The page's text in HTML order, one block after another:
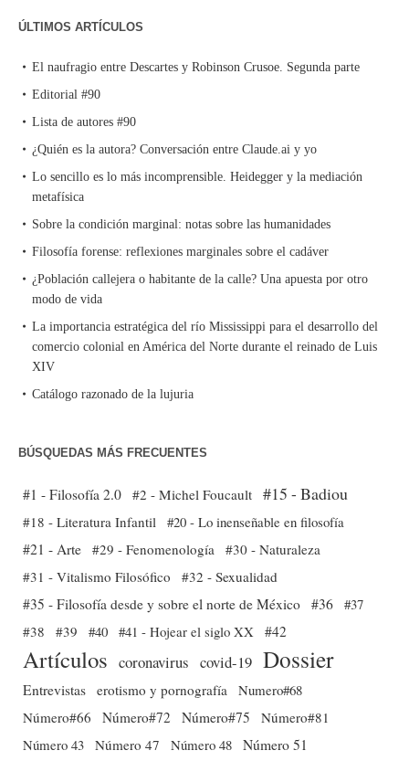
ÚLTIMOS ARTÍCULOS
El naufragio entre Descartes y Robinson Crusoe. Segunda parte
Editorial #90
Lista de autores #90
¿Quién es la autora? Conversación entre Claude.ai y yo
Lo sencillo es lo más incomprensible. Heidegger y la mediación
metafísica
Sobre la condición marginal: notas sobre las humanidades
Filosofía forense: reflexiones marginales sobre el cadáver
¿Población callejera o habitante de la calle? Una apuesta por otro
modo de vida
La importancia estratégica del río Mississippi para el desarrollo del
comercio colonial en América del Norte durante el reinado de Luis
XIV
Catálogo razonado de la lujuria
BÚSQUEDAS MÁS FRECUENTES
#1 - Filosofía 2.0 #2 - Michel Foucault #15 - Badiou
#18 - Literatura Infantil #20 - Lo inenseñable en filosofía
#21 - Arte #29 - Fenomenología
#30 - Naturaleza
#31 - Vitalismo Filosófico
#32 - Sexualidad
#35 - Filosofía desde y sobre el norte de México #36 #37
#38
#39 #40 #41 - Hojear el siglo XX #42
Artículos coronavirus covid-19 Dossier
Entrevistas erotismo y pornografía
Numero#68
Número#66
Número#72 Número#75
Número#81
Número 43 Número 47 Número 48 Número 51